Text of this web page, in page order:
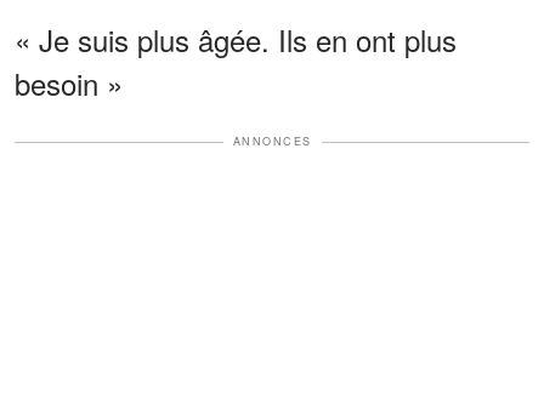
« Je suis plus âgée. Ils en ont plus
besoin »
ANNONCES